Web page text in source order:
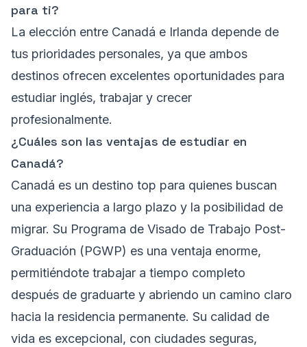
para ti?
La elección entre Canadá e Irlanda depende de
tus prioridades personales, ya que ambos
destinos ofrecen excelentes oportunidades para
estudiar inglés, trabajar y crecer
profesionalmente.
¿Cuáles son las ventajas de estudiar en
Canadá?
Canadá es un destino top para quienes buscan
una experiencia a largo plazo y la posibilidad de
migrar. Su Programa de Visado de Trabajo Post-
Graduación (PGWP) es una ventaja enorme,
permitiéndote trabajar a tiempo completo
después de graduarte y abriendo un camino claro
hacia la residencia permanente. Su calidad de
vida es excepcional, con ciudades seguras,